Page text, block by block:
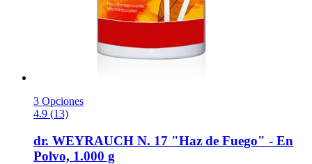
3 Opciones
4.9 (13)
dr. WEYRAUCH N. 17 "Haz de Fuego" -​ En
Polvo, 1.000 g